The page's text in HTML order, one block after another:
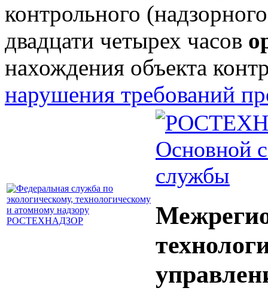
контрольного
двадцати четырех часов
нахождения объекта
нарушения требований
Основной
службы